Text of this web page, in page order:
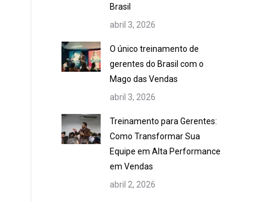
Brasil
abril 3, 2026
O único treinamento de
gerentes do Brasil com o
Mago das Vendas
abril 3, 2026
Treinamento para Gerentes:
Como Transformar Sua
Equipe em Alta Performance
em Vendas
abril 2, 2026